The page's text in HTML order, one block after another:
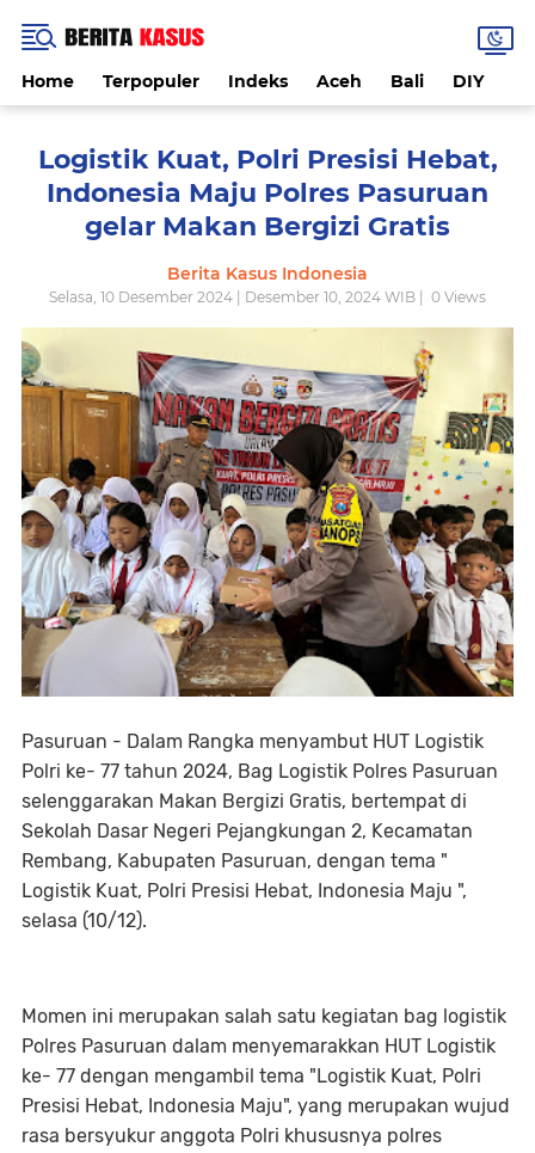
Home Terpopuler Indeks Aceh Bali DIY
Logistik Kuat, Polri Presisi Hebat,
Indonesia Maju Polres Pasuruan
gelar Makan Bergizi Gratis
Berita Kasus Indonesia
Selasa, 10 Desember 2024 | Desember 10, 2024 WIB | 0 Views
Pasuruan - Dalam Rangka menyambut HUT Logistik
Polri ke- 77 tahun 2024, Bag Logistik Polres Pasuruan
selenggarakan Makan Bergizi Gratis, bertempat di
Sekolah Dasar Negeri Pejangkungan 2, Kecamatan
Rembang, Kabupaten Pasuruan, dengan tema "
Logistik Kuat, Polri Presisi Hebat, Indonesia Maju ",
selasa (10/12).
Momen ini merupakan salah satu kegiatan bag logistik
Polres Pasuruan dalam menyemarakkan HUT Logistik
ke- 77 dengan mengambil tema "Logistik Kuat, Polri
Presisi Hebat, Indonesia Maju", yang merupakan wujud
rasa bersyukur anggota Polri khususnya polres